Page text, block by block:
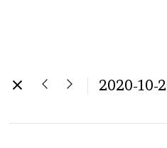
2020-10-